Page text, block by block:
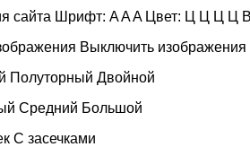
сайта Шрифт: AAA Цвет: Ц Ц Ц Ц
Выключить изображения
Полуторный Двойной
Средний Большой
С засечками